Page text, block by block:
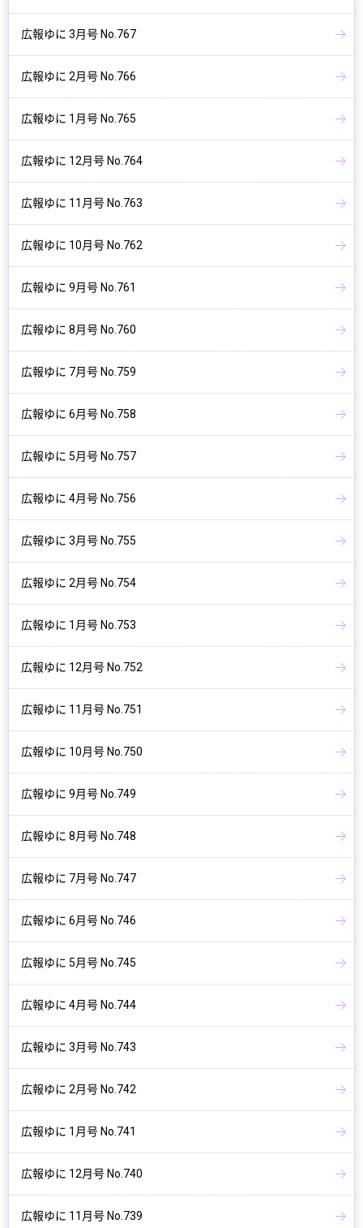
広報ゆに 3月号 No.767
広報ゆに 2月号 No.766
広報ゆに 1月号 No.765
広報ゆに 12月号 No.764
広報ゆに 11月号 No.763
広報ゆに 10月号 No.762
広報ゆに 9月号 No.761
広報ゆに 8月号 No.760
広報ゆに 7月号 No.759
広報ゆに 6月号 No.758
広報ゆに 5月号 No.757
広報ゆに 4月号 No.756
広報ゆに 3月号 No.755
広報ゆに 2月号 No.754
広報ゆに 1月号 No.753
広報ゆに 12月号 No.752
広報ゆに 11月号 No.751
広報ゆに 10月号 No.750
広報ゆに 9月号 No.749
広報ゆに 8月号 No.748
広報ゆに 7月号 No.747
広報ゆに 6月号 No.746
広報ゆに 5月号 No.745
広報ゆに 4月号 No.744
広報ゆに 3月号 No.743
広報ゆに 2月号 No.742
広報ゆに 1月号 No.741
広報ゆに 12月号 No.740
広報ゆに 11月号 No.739